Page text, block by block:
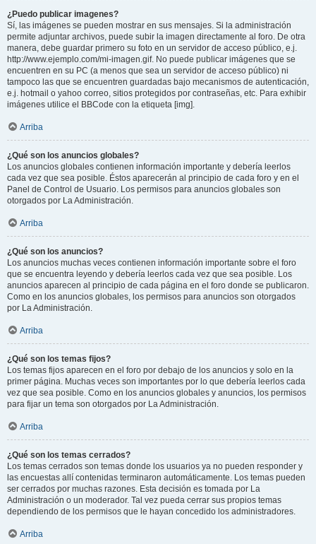
¿Puedo publicar imagenes?
Sí, las imágenes se pueden mostrar en sus mensajes. Si la administración
permite adjuntar archivos, puede subir la imagen directamente al foro. De otra
manera, debe guardar primero su foto en un servidor de acceso público, e.j.
http://www.ejemplo.com/mi-imagen.gif. No puede publicar imágenes que se
encuentren en su PC (a menos que sea un servidor de acceso público) ni
tampoco las que se encuentren guardadas bajo mecanismos de autenticación,
e.j. hotmail o yahoo correo, sitios protegidos por contraseñas, etc. Para exhibir
imágenes utilice el BBCode con la etiqueta [img].
Arriba
¿Qué son los anuncios globales?
Los anuncios globales contienen información importante y debería leerlos
cada vez que sea posible. Éstos aparecerán al principio de cada foro y en el
Panel de Control de Usuario. Los permisos para anuncios globales son
otorgados por La Administración.
Arriba
¿Qué son los anuncios?
Los anuncios muchas veces contienen información importante sobre el foro
que se encuentra leyendo y debería leerlos cada vez que sea posible. Los
anuncios aparecen al principio de cada página en el foro donde se publicaron.
Como en los anuncios globales, los permisos para anuncios son otorgados
por La Administración.
Arriba
¿Qué son los temas fijos?
Los temas fijos aparecen en el foro por debajo de los anuncios y solo en la
primer página. Muchas veces son importantes por lo que debería leerlos cada
vez que sea posible. Como en los anuncios globales y anuncios, los permisos
para fijar un tema son otorgados por La Administración.
Arriba
¿Qué son los temas cerrados?
Los temas cerrados son temas donde los usuarios ya no pueden responder y
las encuestas allí contenidas terminaron automáticamente. Los temas pueden
ser cerrados por muchas razones. Esta decisión es tomada por La
Administración o un moderador. Tal vez pueda cerrar sus propios temas
dependiendo de los permisos que le hayan concedido los administradores.
Arriba